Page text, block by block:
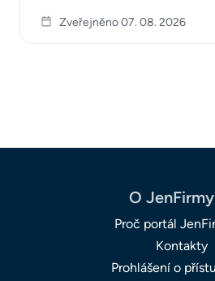
Zveřejněno 07. 08. 2026
O
Proč portál
Kontakty
Prohlášení o